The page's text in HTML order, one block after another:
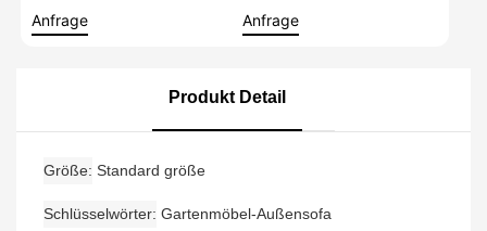
Terrassenmöbel,
Anfrage
Konversationsset,
Bistro-Set
Anfrage
Produkt Detail
Größe Standard größe
Schlüsselwörter Gartenmöbel-Außensofa